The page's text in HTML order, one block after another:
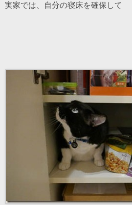
実家では、自分の寝床を確保して